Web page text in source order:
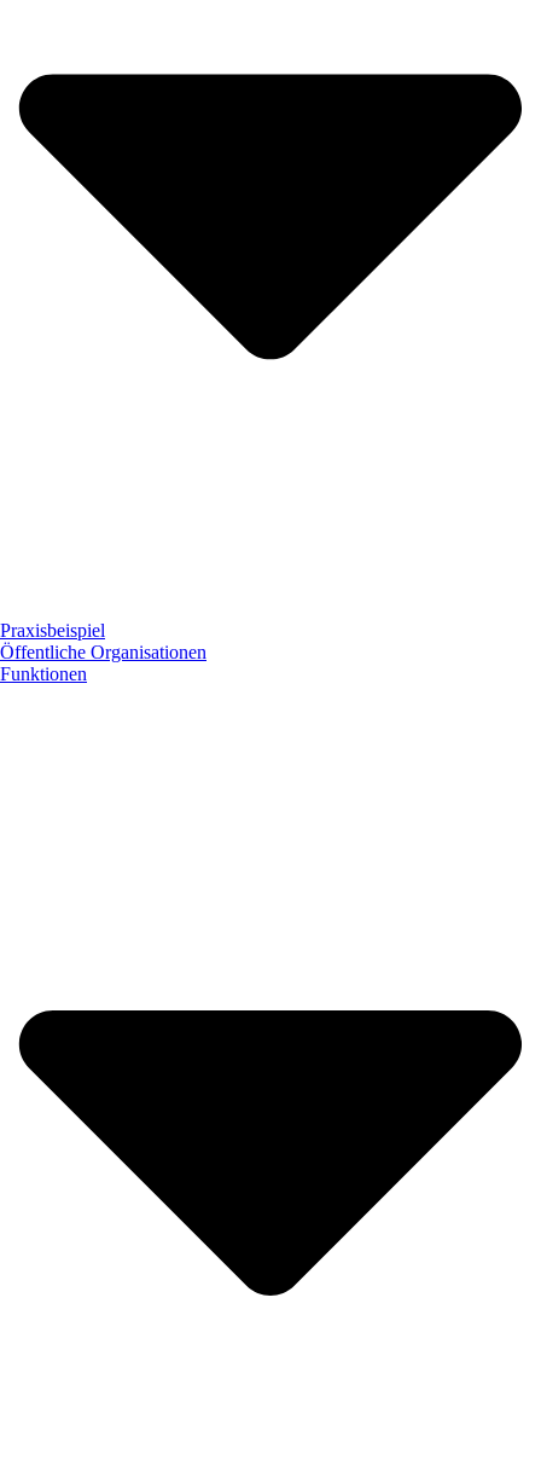
Praxisbeispiel
Öffentliche Organisationen
Funktionen